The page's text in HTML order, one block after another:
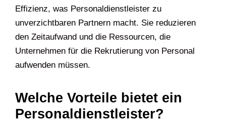
Effizienz, was Personaldienstleister zu
unverzichtbaren Partnern macht. Sie reduzieren
den Zeitaufwand und die Ressourcen, die
Unternehmen für die Rekrutierung von Personal
aufwenden müssen.
Welche Vorteile bietet ein
Personaldienstleister?